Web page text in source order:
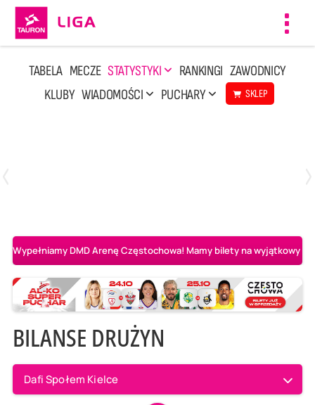
TABELA MECZE STATYSTYKI RANKINGI ZAWODNICY
KLUBY WIADOMOŚCI PUCHARY SKLEP
Wypełniamy DMD Arenę Częstochowa! Mamy bilety na wyjątkowy
BILANSE DRUŻYN
Dafi Społem Kielce